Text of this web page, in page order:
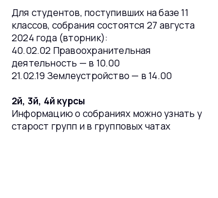
Для студентов, поступивших на базе 11
классов, собрания состоятся 27 августа
2024 года (вторник):
40.02.02 Правоохранительная
деятельность — в 10.00
21.02.19 Землеустройство — в 14.00
2й, 3й, 4й курсы
Информацию о собраниях можно узнать у
старост групп и в групповых чатах